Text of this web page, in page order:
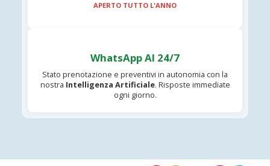
APERTO TUTTO L'ANNO
WhatsApp AI 24/7
Stato prenotazione e preventivi in autonomia con la
nostra Intelligenza Artificiale. Risposte immediate
ogni giorno.